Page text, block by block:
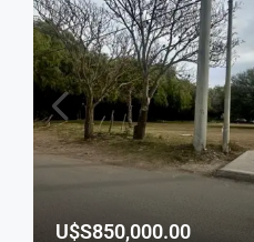
U$S850,000.00